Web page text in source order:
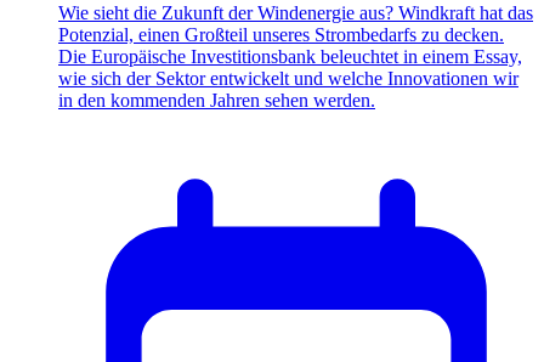
Wie sieht die Zukunft der Windenergie aus? Windkraft hat das
Potenzial, einen Großteil unseres Strombedarfs zu decken.
Die Europäische Investitionsbank beleuchtet in einem Essay,
wie sich der Sektor entwickelt und welche Innovationen wir
in den kommenden Jahren sehen werden.